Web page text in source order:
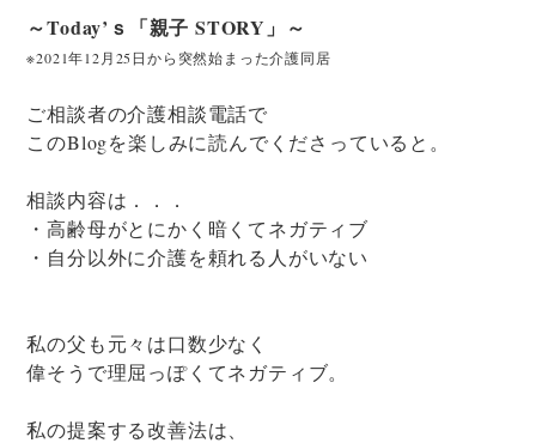
～Today’ｓ「親子 STORY」～
※2021年12月25日から突然始まった介護同居
ご相談者の介護相談電話で
このBlogを楽しみに読んでくださっていると。
相談内容は．．．
・高齢母がとにかく暗くてネガティブ
・自分以外に介護を頼れる人がいない
私の父も元々は口数少なく
偉そうで理屈っぽくてネガティブ。
私の提案する改善法は、